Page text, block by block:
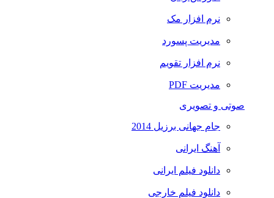
نرم افزار مک
مدیریت پسورد
نرم افزار تقویم
مدیریت PDF
صوتی و تصویری
جام جهانی برزیل 2014
آهنگ ایرانی
دانلود فیلم ایرانی
دانلود فیلم خارجی